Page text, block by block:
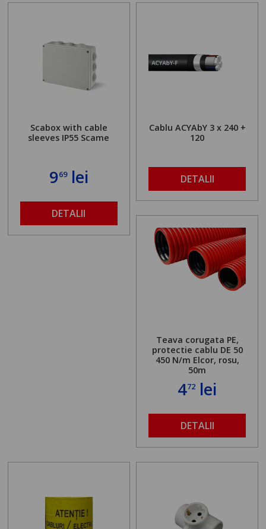
Scabox with cable
sleeves IP55 Scame
969lei
DETALII
Cablu ACYAbY 3 x 240 +
120
DETALII
Teava corugata PE,
protectie cablu DE 50
450 N/m Elcor, rosu,
50m
472 lei
DETALII